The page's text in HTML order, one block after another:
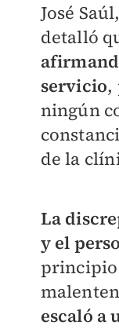
José
detalló
servicio,
ningún
de la
La
y el
escaló a